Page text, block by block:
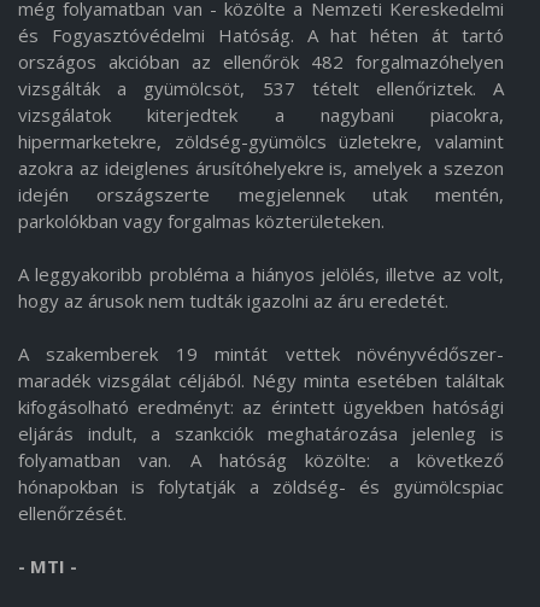
még folyamatban van - közölte a Nemzeti Kereskedelmi
és Fogyasztóvédelmi Hatóság. A hat héten át tartó
országos akcióban az ellenőrök 482 forgalmazóhelyen
vizsgálták a gyümölcsöt, 537 tételt ellenőriztek. A
vizsgálatok kiterjedtek a nagybani piacokra,
hipermarketekre, zöldség-gyümölcs üzletekre, valamint
azokra az ideiglenes árusítóhelyekre is, amelyek a szezon
idején országszerte megjelennek utak mentén,
parkolókban vagy forgalmas közterületeken.
A leggyakoribb probléma a hiányos jelölés, illetve az volt,
hogy az árusok nem tudták igazolni az áru eredetét.
A szakemberek 19 mintát vettek növényvédőszer-
maradék vizsgálat céljából. Négy minta esetében találtak
kifogásolható eredményt: az érintett ügyekben hatósági
eljárás indult, a szankciók meghatározása jelenleg is
folyamatban van. A hatóság közölte: a következő
hónapokban is folytatják a zöldség- és gyümölcspiac
ellenőrzését.
- MTI -